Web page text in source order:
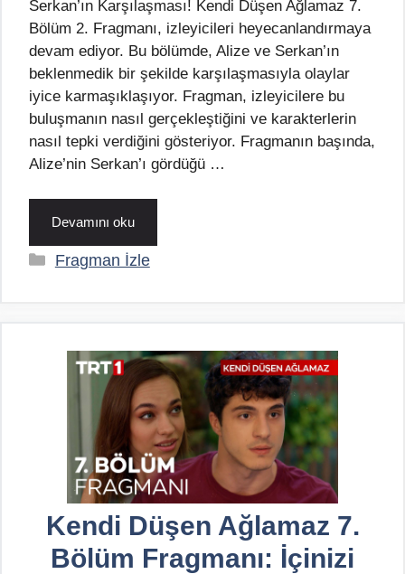
Serkan’ın Karşılaşması! Kendi Düşen Ağlamaz 7.
Bölüm 2. Fragmanı, izleyicileri heyecanlandırmaya
devam ediyor. Bu bölümde, Alize ve Serkan’ın
beklenmedik bir şekilde karşılaşmasıyla olaylar
iyice karmaşıklaşıyor. Fragman, izleyicilere bu
buluşmanın nasıl gerçekleştiğini ve karakterlerin
nasıl tepki verdiğini gösteriyor. Fragmanın başında,
Alize’nin Serkan’ı gördüğü …
Devamını oku
Kategoriler
Fragman İzle
Kendi Düşen Ağlamaz 7.
Bölüm Fragmanı: İçinizi